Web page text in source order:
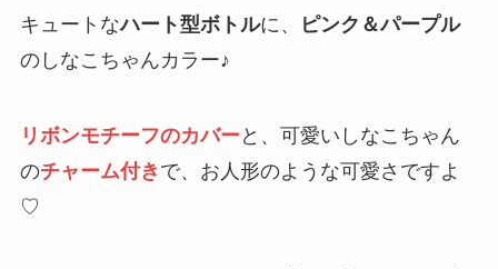
キュートなハート型ボトルに、
ピンク＆パープル
のしなこちゃんカラー♪
リボンモチーフのカバー と、可愛いしなこちゃん
のチャーム付き で、お人形のような可愛さですよ
♡